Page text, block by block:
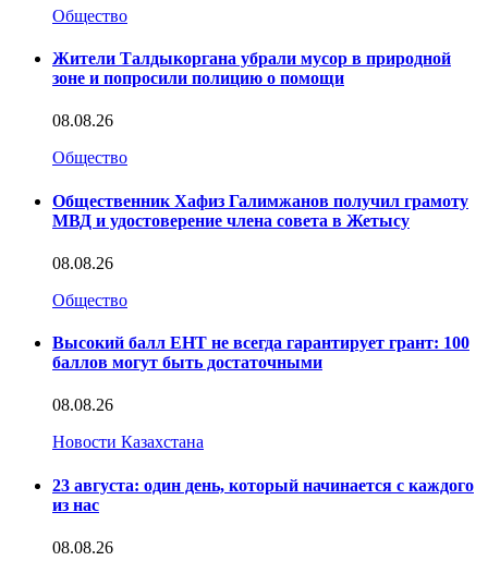
Общество
Жители Талдыкоргана убрали мусор в природной
зоне и попросили полицию о помощи
08.08.26
Общество
Общественник Хафиз Галимжанов получил грамоту
МВД и удостоверение члена совета в Жетысу
08.08.26
Общество
Высокий балл ЕНТ не всегда гарантирует грант: 100
баллов могут быть достаточными
08.08.26
Новости Казахстана
23 августа: один день, который начинается с каждого
из нас
08.08.26